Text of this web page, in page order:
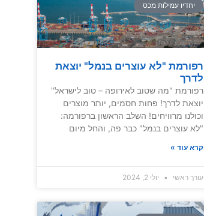
יחדיו עמילות מכס
רפורמת "לא עוצרים בנמל" יוצאת
לדרך
רפורמת "מה שטוב לאירופה – טוב לישראל"
יוצאת לדרך! פחות חסמים, יותר מוצרים
וכולנו מרוויחים! השלב הראשון ברפורמה:
"לא עוצרים בנמל" כבר פה, והחל מיום
קרא עוד »
עורך ראשי יולי 2, 2024